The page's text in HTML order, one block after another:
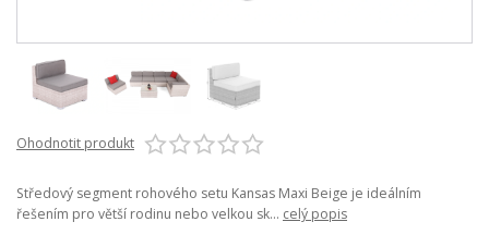
Ohodnotit produkt
Středový segment rohového setu Kansas Maxi Beige je ideálním
řešením pro větší rodinu nebo velkou sk... celý popis